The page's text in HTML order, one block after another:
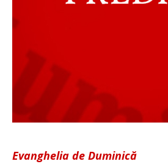
Evanghelia de Duminică